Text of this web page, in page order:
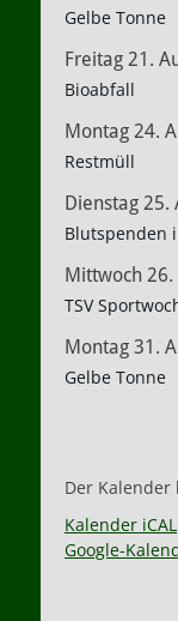
Gelbe Tonne
Freitag 21.
Bioabfall
Montag 24.
Restmüll
Dienstag 25.
Blutspenden
Mittwoch 26.
TSV
Montag 31.
Gelbe Tonne
Der Kalender
Kalender iCAL
Google-